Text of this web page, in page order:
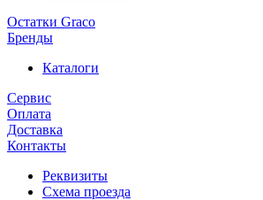
Остатки Graco
Бренды
Каталоги
Сервис
Оплата
Доставка
Контакты
Реквизиты
Схема проезда